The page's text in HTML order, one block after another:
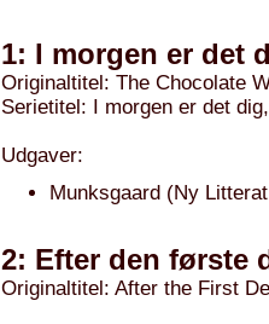
1: I morgen er det
Originaltitel: The Chocolate
Serietitel: I morgen er det
Udgaver:
Munksgaard (Ny
2: Efter den første
Originaltitel: After the First